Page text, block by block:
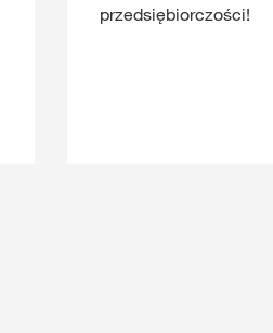
przedsiębiorczości!